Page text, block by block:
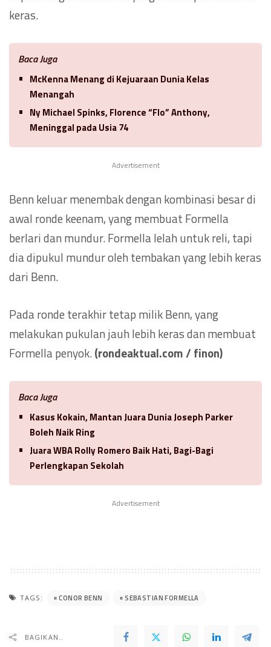
keras.
Baca Juga
McKenna Menang di Kejuaraan Dunia Kelas
Menangah
Ny Michael Spinks, Florence “Flo” Anthony,
Meninggal pada Usia 74
Advertisement
Benn keluar menembak dengan kombinasi besar di
awal ronde keenam, yang membuat Formella
berlari dan mundur. Formella lelah untuk reli, tapi
dia dipukul mundur oleh tembakan yang lebih keras
dari Benn.
Pada ronde terakhir tetap milik Benn, yang
melakukan pukulan jauh lebih keras dan membuat
Formella penyok.(rondeaktual.com / finon)
Baca Juga
Kasus Kokain, Mantan Juara Dunia Joseph Parker
Boleh Naik Ring
Juara WBA Rolly Romero Baik Hati, Bagi-Bagi
Perlengkapan Sekolah
Advertisement
TAGS: CONOR BENN SEBASTIAN FORMELLA
BAGIKAN..